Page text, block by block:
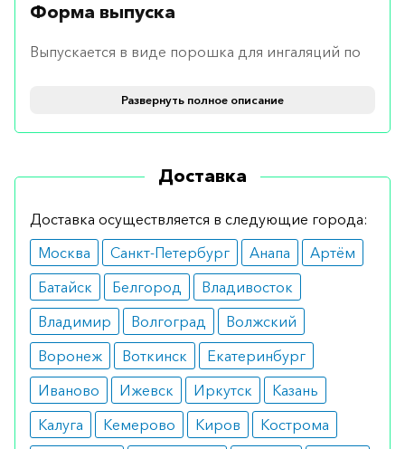
Форма выпуска
Выпускается в виде порошка для ингаляций по
4–6 часов.
Показания
бронхиальная астма;
бронхоэктазы;
хроническая обструктивная болезнь
легких.
Противопоказания
повышенная чувствительность к
препарату или его компонентам;
нарушения ритма сердца;
гипертиреоз, тиреотоксикоз.
Развернуть полное описание
Доставка
Доставка осуществляется в следующие города:
Москва
Санкт-Петербург Анапа
Артём
Батайск
Белгород
Владивосток
Владимир
Волгоград
Волжский
Воронеж
Воткинск
Екатеринбург
Иваново
Ижевск Иркутск
Казань
Калуга
Кемерово Киров
Кострома